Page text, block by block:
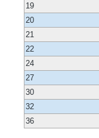
19
20
21
22
24
27
30
32
36